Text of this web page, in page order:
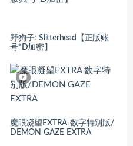
野狗子: Slitterhead【正版账
号*D加密】
魔眼凝望EXTRA 数字特别版/
DEMON GAZE EXTRA